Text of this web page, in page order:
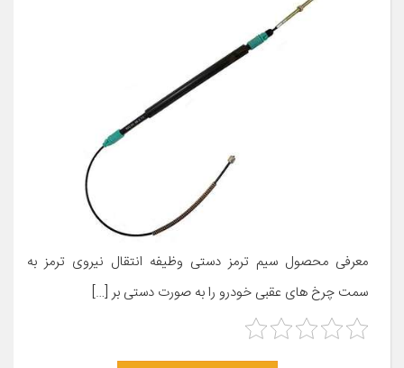
معرفی محصول سیم ترمز دستی وظیفه انتقال نیروی ترمز به
سمت چرخ های عقبی خودرو را به صورت دستی بر […]